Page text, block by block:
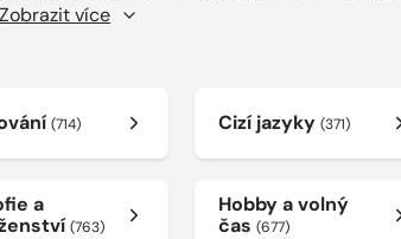
Zobrazit více
(714) Cizí jazyky (371)
a
(763)
Hobby a volný
čas (677)